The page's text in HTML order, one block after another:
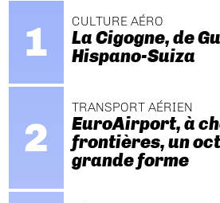
CULTURE AÉRO
La Cigogne, de
Hispano-Suiza
TRANSPORT AÉRIEN
EuroAirport, à
frontières, un
grande forme